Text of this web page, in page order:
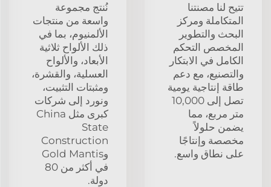
تتيح لنا مصنتنا
المتكاملة ومركز
البحث والتطوير
المخصص التحكم
الكامل في الابتكار
والتصنيع، مع دعم
طاقة إنتاجية يومية
تصل إلى 10,000
متر مربع، مما
يضمن حلولاً
مخصصة وإنتاجًا
على نطاق واسع.
نُنتج مجموعة
واسعة من منتجات
الألمنيوم، بما في
ذلك الألواح ثلاثية
الأبعاد، والألواح
العسلية، والقشرة،
ومثبتات التثبيت،
ونورد إلى شركات
كبرى مثل China
State
Construction
وGold Mantis
في أكثر من 80
دولة.